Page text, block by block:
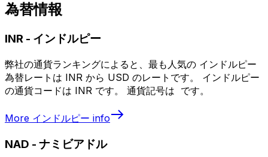
為替情報
INR - インドルピー
弊社の通貨ランキングによると、最も人気の インドルピー
為替レートは INR から USD のレートです。 インドルピー
の通貨コードは INR です。 通貨記号は ₹ です。
More インドルピー info
NAD - ナミビアドル